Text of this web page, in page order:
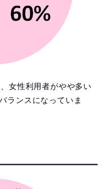
女性利用者がやや多い
ランスになっていま